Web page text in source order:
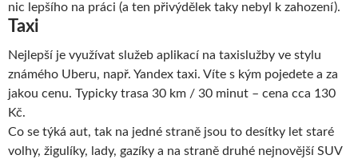
nic lepšího na práci (a ten přivýdělek taky nebyl k zahození).
Taxi
Nejlepší je využívat služeb aplikací na taxislužby ve stylu
známého Uberu, např. Yandex taxi. Víte s kým pojedete a za
jakou cenu. Typicky trasa 30 km / 30 minut – cena cca 130
Kč.
Co se týká aut, tak na jedné straně jsou to desítky let staré
volhy, žigulíky, lady, gazíky a na straně druhé nejnovější SUV